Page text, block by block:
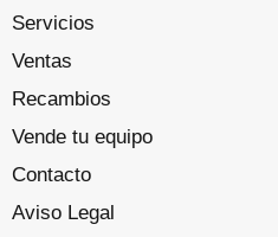
Servicios
Ventas
Recambios
Vende tu equipo
Contacto
Aviso Legal